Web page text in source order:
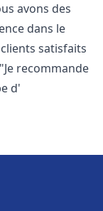
avons des
dans le
satisfaits
recommande
d'